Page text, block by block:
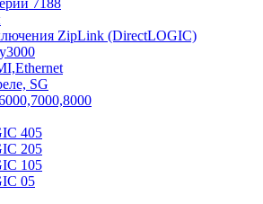
7188
ZipLink (DirectLOGIC)
SG
405
205
105
05